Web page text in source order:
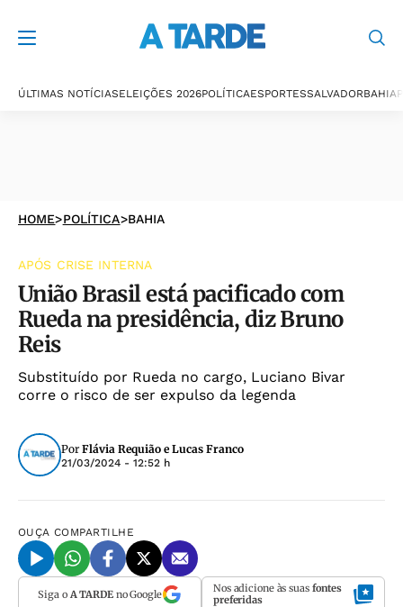
ÚLTIMAS NOTÍCIASELEIÇÕES 2026POLÍTICAESPORTESSALVADORBAHIA
HOME>POLÍTICA>BAHIA
APÓS CRISE INTERNA
União Brasil está pacificado com
Rueda na presidência, diz Bruno
Reis
Substituído por Rueda no cargo, Luciano Bivar
corre o risco de ser expulso da legenda
Por Flávia Requião e Lucas Franco
21/03/2024 - 12:52 h
OUÇA COMPARTILHE
Siga o A TARDEno Google Nos adicione às suas fontes
preferidas